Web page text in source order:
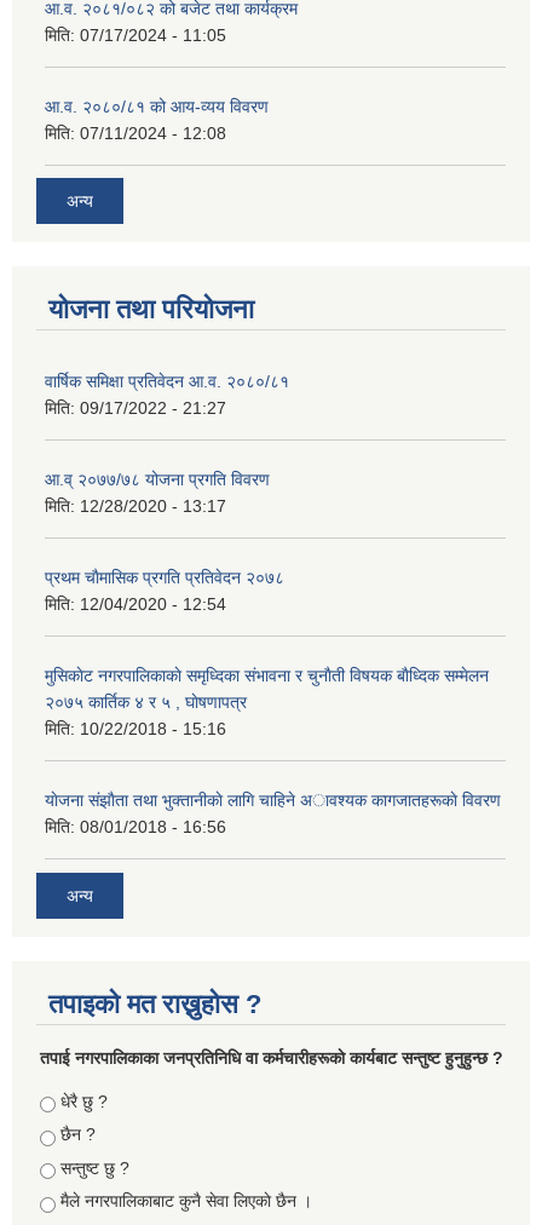
आ.व. २०८१/०८२ को बजेट तथा कार्यक्रम
मिति: 07/17/2024 - 11:05
आ.व. २०८०/८१ को आय-व्यय विवरण
मिति: 07/11/2024 - 12:08
अन्य
योजना तथा परियोजना
वार्षिक समिक्षा प्रतिवेदन आ.व. २०८०/८१
मिति: 09/17/2022 - 21:27
आ.व् २०७७/७८ योजना प्रगति विवरण
मिति: 12/28/2020 - 13:17
प्रथम चाैमासिक प्रगति प्रतिवेदन २०७८
मिति: 12/04/2020 - 12:54
मुसिकाेट नगरपालिकाकाे समृध्दिका संभावना र चुनाैती विषयक बाैध्दिक सम्मेलन
२०७५ कार्तिक ४ र ५ , घाेषणापत्र
मिति: 10/22/2018 - 15:16
याेजना संझाैता तथा भुक्तानीकाे लागि चाहिने अावश्यक कागजातहरूकाे विवरण
मिति: 08/01/2018 - 16:56
अन्य
तपाइको मत राख्नुहोस ?
तपा‌ई नगरपालिकाका जनप्रतिनिधि वा कर्मचारीहरूकाे कार्यबाट सन्तुष्ट हुनुहुन्छ ?
Choices
धेरै छु ?
छैन ?
सन्तुष्ट छु ?
मैले नगरपालिकाबाट कुनै सेवा लिएकाे छैन ।